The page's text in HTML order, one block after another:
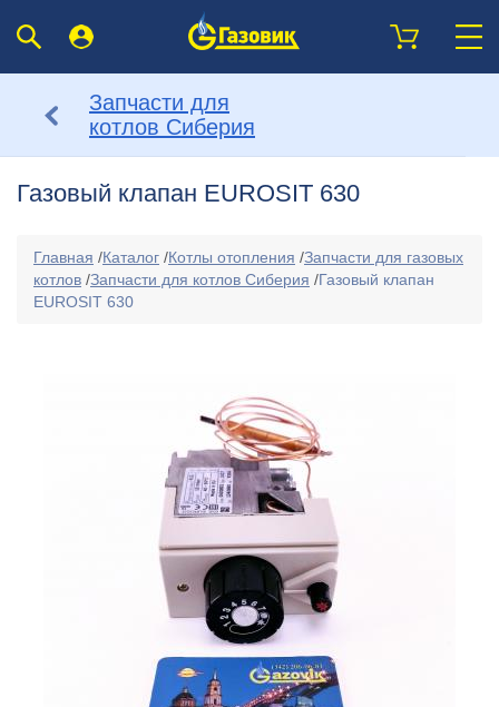
Запчасти для
котлов Сиберия
Газовый клапан EUROSIT 630
Главная /Каталог /Котлы отопления /Запчасти для газовых
котлов /Запчасти для котлов Сиберия /Газовый клапан
EUROSIT 630